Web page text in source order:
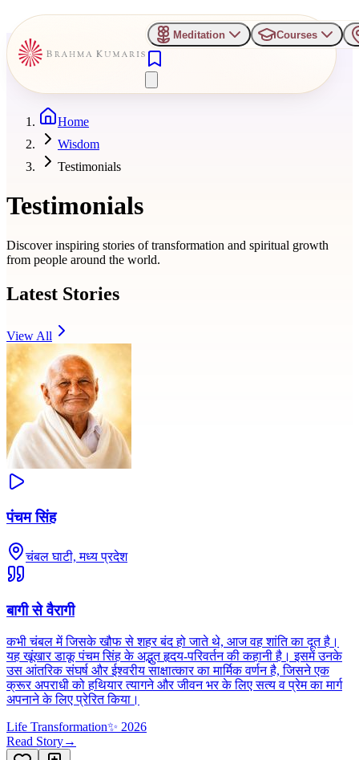
Meditation Courses
Home
Wisdom
Testimonials
Testimonials
Discover inspiring stories of transformation and spiritual growth
from people around the world.
Latest Stories
View All
पंचम सिंह
चंबल घाटी, मध्य प्रदेश
बागी से वैरागी
कभी चंबल में जिसके खौफ से शहर बंद हो जाते थे, आज वह शांति का दूत है।
यह खूंखार डाकू पंचम सिंह के अद्भुत हृदय-परिवर्तन की कहानी है। इसमें उनके
उस आंतरिक संघर्ष और ईश्वरीय साक्षात्कार का मार्मिक वर्णन है, जिसने एक
क्रूर अपराधी को हथियार त्यागने और जीवन भर के लिए सत्य व प्रेम का मार्ग
अपनाने के लिए प्रेरित किया।
Life Transformation✨ 2026
Read Story→